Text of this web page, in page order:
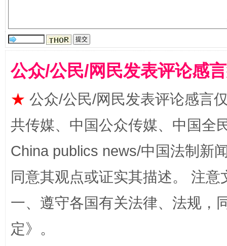
揭批美国五大"原罪" "炒
公众/公民/网民发表评论感
★ 公众/公民/网民发表评论感言
共传媒、中国公众传媒、中国全
China publics news/中国法制新
同意其观点或证实其描述。 注
一、遵守各国有关法律、法规，
定》。